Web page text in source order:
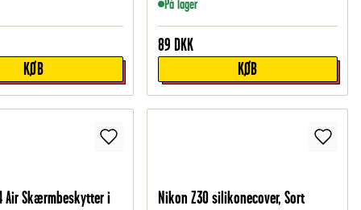
KØB
På lager
89 DKK
KØB
Air Skærmbeskytter i
Nikon Z30 silikonecover, Sort